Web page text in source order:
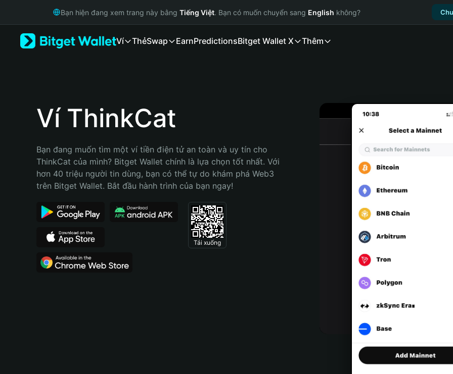
Русский
Bahasa Indonesia
Português (Brasil)
Bạn hiện đang xem trang này bằng Tiếng Việt. Bạn có muốn chuyển sang English không?
Ví ThẻSwap EarnPredictionsBitget Wallet X Thêm
Ví ThinkCat
Bạn đang muốn tìm một ví tiền điện tử an toàn và uy tín cho
ThinkCat của mình? Bitget Wallet chính là lựa chọn tốt nhất. Với
hơn 40 triệu người tin dùng, bạn có thể tự do khám phá Web3
trên Bitget Wallet. Bắt đầu hành trình của bạn ngay!
Tải xuống